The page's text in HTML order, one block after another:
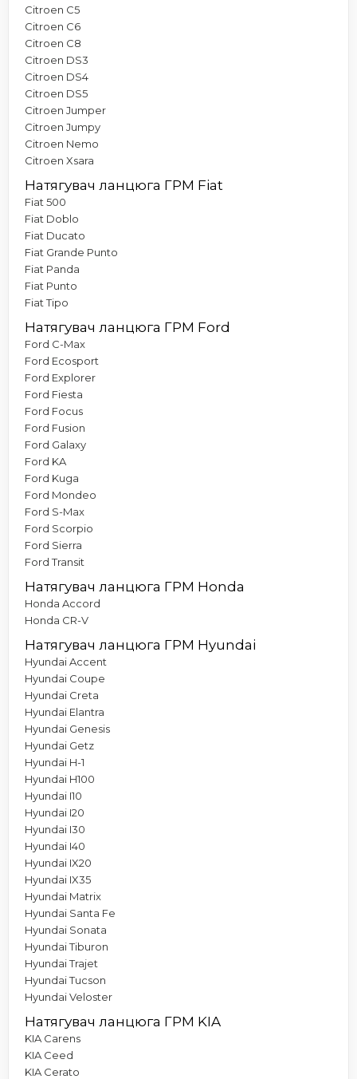
Citroen C5
Citroen C6
Citroen C8
Citroen DS3
Citroen DS4
Citroen DS5
Citroen Jumper
Citroen Jumpy
Citroen Nemo
Citroen Xsara
Натягувач ланцюга ГРМ Fiat
Fiat 500
Fiat Doblo
Fiat Ducato
Fiat Grande Punto
Fiat Panda
Fiat Punto
Fiat Tipo
Натягувач ланцюга ГРМ Ford
Ford C-Max
Ford Ecosport
Ford Explorer
Ford Fiesta
Ford Focus
Ford Fusion
Ford Galaxy
Ford KA
Ford Kuga
Ford Mondeo
Ford S-Max
Ford Scorpio
Ford Sierra
Ford Transit
Натягувач ланцюга ГРМ Honda
Honda Accord
Honda CR-V
Натягувач ланцюга ГРМ Hyundai
Hyundai Accent
Hyundai Coupe
Hyundai Creta
Hyundai Elantra
Hyundai Genesis
Hyundai Getz
Hyundai H-1
Hyundai H100
Hyundai I10
Hyundai I20
Hyundai I30
Hyundai I40
Hyundai IX20
Hyundai IX35
Hyundai Matrix
Hyundai Santa Fe
Hyundai Sonata
Hyundai Tiburon
Hyundai Trajet
Hyundai Tucson
Hyundai Veloster
Натягувач ланцюга ГРМ KIA
KIA Carens
KIA Ceed
KIA Cerato